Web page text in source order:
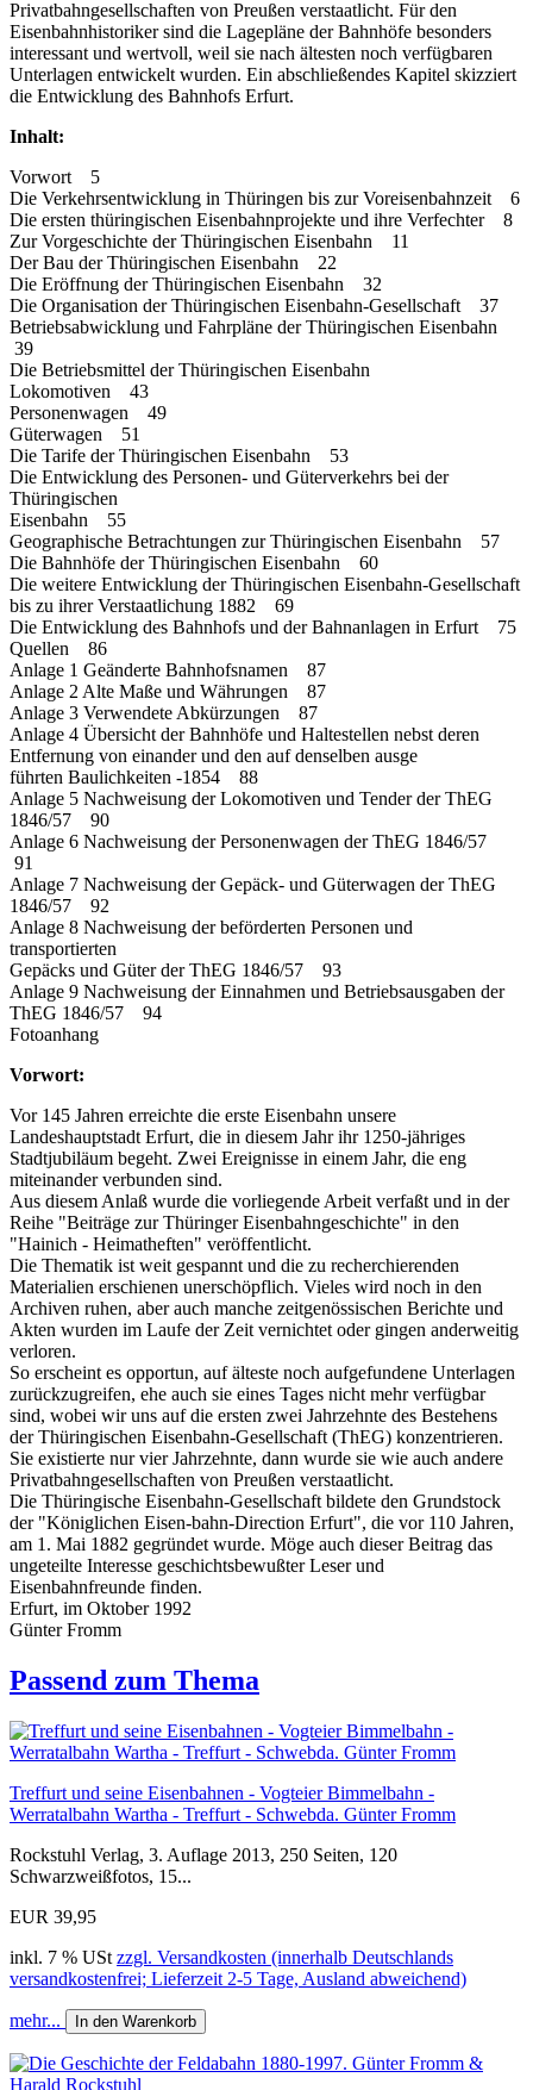
Privatbahngesellschaften von Preußen verstaatlicht. Für den
Eisenbahnhistoriker sind die Lagepläne der Bahnhöfe besonders
interessant und wertvoll, weil sie nach ältesten noch verfügbaren
Unterlagen entwickelt wurden. Ein abschließendes Kapitel skizziert
die Entwicklung des Bahnhofs Erfurt.
Inhalt:
Vorwort 5
Die Verkehrsentwicklung in Thüringen bis zur Voreisenbahnzeit 6
Die ersten thüringischen Eisenbahnprojekte und ihre Verfechter 8
Zur Vorgeschichte der Thüringischen Eisenbahn 11
Der Bau der Thüringischen Eisenbahn 22
Die Eröffnung der Thüringischen Eisenbahn 32
Die Organisation der Thüringischen Eisenbahn-Gesellschaft 37
Betriebsabwicklung und Fahrpläne der Thüringischen Eisenbahn
39
Die Betriebsmittel der Thüringischen Eisenbahn
Lokomotiven 43
Personenwagen 49
Güterwagen 51
Die Tarife der Thüringischen Eisenbahn 53
Die Entwicklung des Personen- und Güterverkehrs bei der
Thüringischen
Eisenbahn 55
Geographische Betrachtungen zur Thüringischen Eisenbahn 57
Die Bahnhöfe der Thüringischen Eisenbahn 60
Die weitere Entwicklung der Thüringischen Eisenbahn-Gesellschaft
bis zu ihrer Verstaatlichung 1882 69
Die Entwicklung des Bahnhofs und der Bahnanlagen in Erfurt 75
Quellen 86
Anlage 1 Geänderte Bahnhofsnamen 87
Anlage 2 Alte Maße und Währungen 87
Anlage 3 Verwendete Abkürzungen 87
Anlage 4 Übersicht der Bahnhöfe und Haltestellen nebst deren
Entfernung von einander und den auf denselben ausge
führten Baulichkeiten -1854 88
Anlage 5 Nachweisung der Lokomotiven und Tender der ThEG
1846/57 90
Anlage 6 Nachweisung der Personenwagen der ThEG 1846/57
91
Anlage 7 Nachweisung der Gepäck- und Güterwagen der ThEG
1846/57 92
Anlage 8 Nachweisung der beförderten Personen und
transportierten
Gepäcks und Güter der ThEG 1846/57 93
Anlage 9 Nachweisung der Einnahmen und Betriebsausgaben der
ThEG 1846/57 94
Fotoanhang
Vorwort:
Vor 145 Jahren erreichte die erste Eisenbahn unsere
Landeshauptstadt Erfurt, die in diesem Jahr ihr 1250-jähriges
Stadtjubiläum begeht. Zwei Ereignisse in einem Jahr, die eng
miteinander verbunden sind.
Aus diesem Anlaß wurde die vorliegende Arbeit verfaßt und in der
Reihe "Beiträge zur Thüringer Eisenbahngeschichte" in den
"Hainich - Heimatheften" veröffentlicht.
Die Thematik ist weit gespannt und die zu recherchierenden
Materialien erschienen unerschöpflich. Vieles wird noch in den
Archiven ruhen, aber auch manche zeitgenössischen Berichte und
Akten wurden im Laufe der Zeit vernichtet oder gingen anderweitig
verloren.
So erscheint es opportun, auf älteste noch aufgefundene Unterlagen
zurückzugreifen, ehe auch sie eines Tages nicht mehr verfügbar
sind, wobei wir uns auf die ersten zwei Jahrzehnte des Bestehens
der Thüringischen Eisenbahn-Gesellschaft (ThEG) konzentrieren.
Sie existierte nur vier Jahrzehnte, dann wurde sie wie auch andere
Privatbahngesellschaften von Preußen verstaatlicht.
Die Thüringische Eisenbahn-Gesellschaft bildete den Grundstock
der "Königlichen Eisen-bahn-Direction Erfurt", die vor 110 Jahren,
am 1. Mai 1882 gegründet wurde. Möge auch dieser Beitrag das
ungeteilte Interesse geschichtsbewußter Leser und
Eisenbahnfreunde finden.
Erfurt, im Oktober 1992
Günter Fromm
Passend zum Thema
Treffurt und seine Eisenbahnen - Vogteier Bimmelbahn -
Werratalbahn Wartha - Treffurt - Schwebda. Günter Fromm
Rockstuhl Verlag, 3. Auflage 2013, 250 Seiten, 120
Schwarzweißfotos, 15...
EUR 39,95
inkl. 7 % USt zzgl. Versandkosten (innerhalb Deutschlands
versandkostenfrei; Lieferzeit 2-5 Tage, Ausland abweichend)
mehr... In den Warenkorb